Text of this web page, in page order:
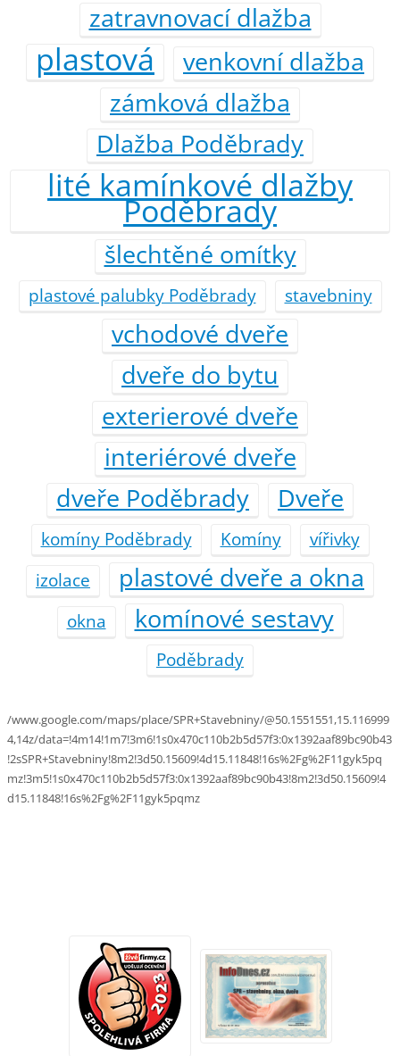
zatravnovací dlažba
plastová
venkovní dlažba
zámková dlažba
Dlažba Poděbrady
lité kamínkové dlažby
Poděbrady
šlechtěné omítky
plastové palubky Poděbrady stavebniny
vchodové dveře
dveře do bytu
exterierové dveře
interiérové dveře
dveře Poděbrady
Dveře
komíny Poděbrady Komíny
vířivky
izolace
plastové dveře a okna
okna komínové sestavy
Poděbrady
/www.google.com/maps/place/SPR+Stavebniny/@50.1551551,15.116999
4,14z/data=!4m14!1m7!3m6!1s0x470c110b2b5d57f3:0x1392aaf89bc90b43
!2sSPR+Stavebniny!8m2!3d50.15609!4d15.11848!16s%2Fg%2F11gyk5pq
mz!3m5!1s0x470c110b2b5d57f3:0x1392aaf89bc90b43!8m2!3d50.15609!4
d15.11848!16s%2Fg%2F11gyk5pqmz